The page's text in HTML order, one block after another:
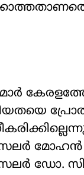
മോഹൻ
ഡോ.